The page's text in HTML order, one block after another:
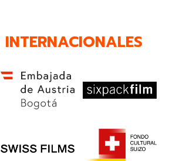
INTERNACIONALES